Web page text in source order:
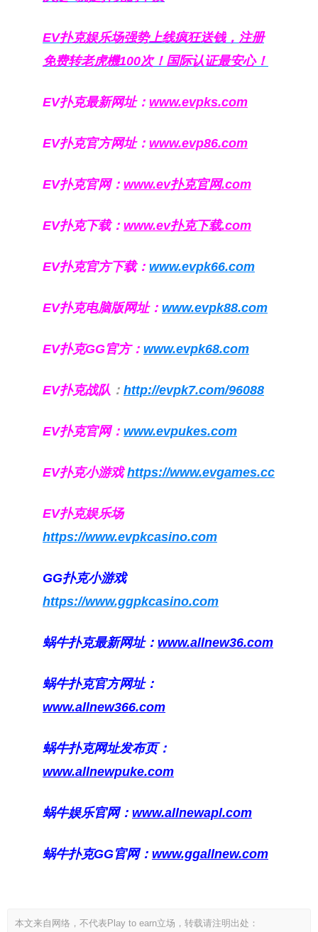
EV扑克娱乐场强势上线疯狂送钱，注册
免费转老虎機100次！国际认证最安心！
EV扑克最新网址： www.evpks.com
EV扑克官方网址： www.evp86.com
EV扑克官网： www.ev扑克官网.com
EV扑克下载： www.ev扑克下载.com
EV扑克官方下载： www.evpk66.com
EV扑克电脑版网址： www.evpk88.com
EV扑克GG官方： www.evpk68.com
EV扑克战队 ： http://evpk7.com/96088
EV扑克官网： www.evpukes.com
EV扑克小游戏https://www.evgames.cc
EV扑克娱乐场
https://www.evpkcasino.com
GG扑克小游戏
https://www.ggpkcasino.com
蜗牛扑克最新网址： www.allnew36.com
蜗牛扑克官方网址：
www.allnew366.com
蜗牛扑克网址发布页：
www.allnewpuke.com
蜗牛娱乐官网： www.allnewapl.com
蜗牛扑克GG官网： www.ggallnew.com
本文来自网络，不代表Play to earn立场，转载请注明出处：